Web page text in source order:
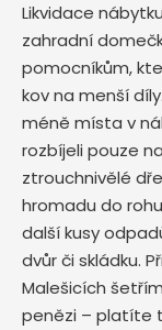
Likvidace
zahradní
pomocníkům,
kov na menší
méně místa v
rozbíjeli pouze
ztrouchnivělé
hromadu do
další kusy
dvůr či skládku.
Malešicích
penězi – platíte